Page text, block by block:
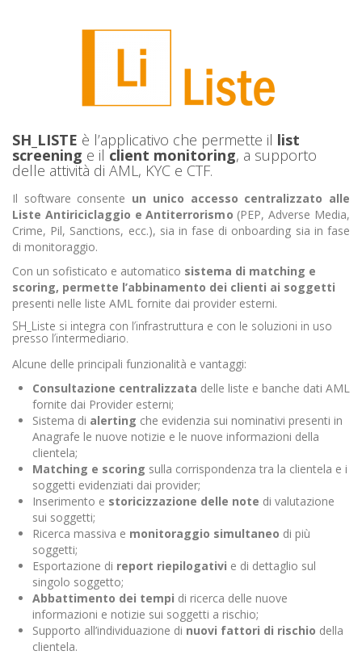
SH_LISTE è l’applicativo che permette il list
screening e il client monitoring, a supporto
delle attività di AML, KYC e CTF.
Il software consente un unico accesso centralizzato alle
Liste Antiriciclaggio e Antiterrorismo (PEP, Adverse Media,
Crime, Pil, Sanctions, ecc.), sia in fase di onboarding sia in fase
di monitoraggio.
Con un sofisticato e automatico sistema di matching e
scoring, permette l’abbinamento dei clienti ai soggetti
presenti nelle liste AML fornite dai provider esterni.
SH_Liste si integra con l’infrastruttura e con le soluzioni in uso
presso l’intermediario.
Alcune delle principali funzionalità e vantaggi:
Consultazione centralizzata delle liste e banche dati AML
fornite dai Provider esterni;
Sistema di alerting che evidenzia sui nominativi presenti in
Anagrafe le nuove notizie e le nuove informazioni della
clientela;
Matching e scoring sulla corrispondenza tra la clientela e i
soggetti evidenziati dai provider;
Inserimento e storicizzazione delle note di valutazione
sui soggetti;
Ricerca massiva e monitoraggio simultaneo di più
soggetti;
Esportazione di report riepilogativi e di dettaglio sul
singolo soggetto;
Abbattimento dei tempi di ricerca delle nuove
informazioni e notizie sui soggetti a rischio;
Supporto all’individuazione di nuovi fattori di rischio della
clientela.